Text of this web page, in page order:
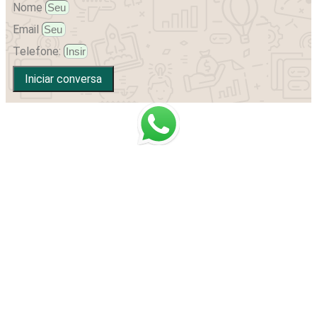
Nome
Email
Telefone:
Iniciar conversa